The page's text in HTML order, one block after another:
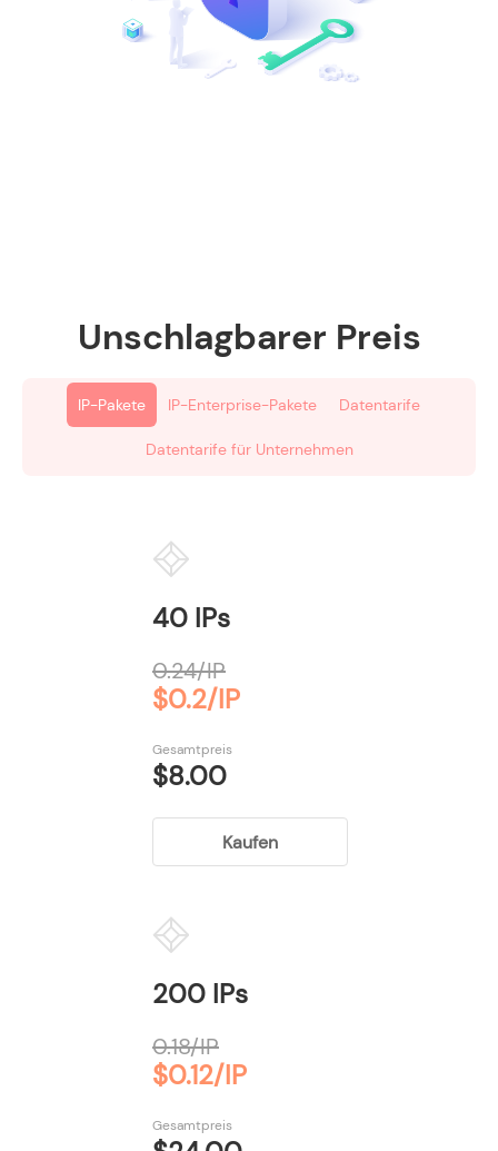
Unschlagbarer Preis
IP-Pakete IP-Enterprise-Pakete Datentarife
Datentarife für Unternehmen
40 IPs
0.24/IP
$0.2/IP
Gesamtpreis
$8.00
Kaufen
200 IPs
0.18/IP
$0.12/IP
Gesamtpreis